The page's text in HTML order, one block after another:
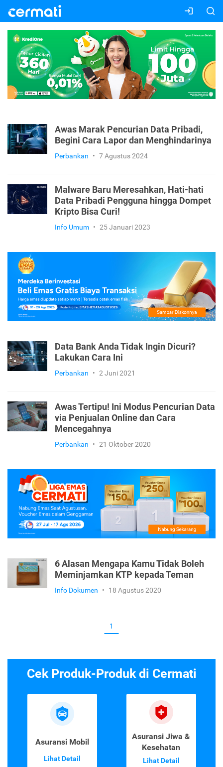
Awas Marak Pencurian Data Pribadi,
Begini Cara Lapor dan Menghindarinya
Perbankan • 7 Agustus 2024
Malware Baru Meresahkan, Hati-hati
Data Pribadi Pengguna hingga Dompet
Kripto Bisa Curi!
Info Umum • 25 Januari 2023
Data Bank Anda Tidak Ingin Dicuri?
Lakukan Cara Ini
Perbankan • 2 Juni 2021
Awas Tertipu! Ini Modus Pencurian Data
via Penjualan Online dan Cara
Mencegahnya
Perbankan • 21 Oktober 2020
6 Alasan Mengapa Kamu Tidak Boleh
Meminjamkan KTP kepada Teman
Info Dokumen • 18 Agustus 2020
1
Cek Produk-Produk di Cermati
Asuransi Mobil
Lihat Detail
Asuransi Jiwa &
Kesehatan
Lihat Detail